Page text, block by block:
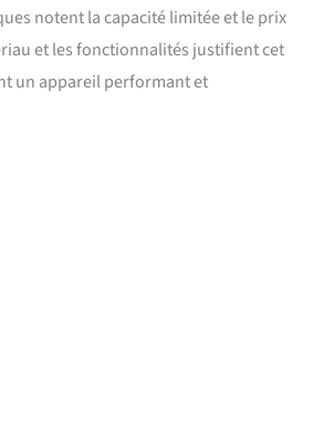
notent la capacité limitée et le prix
et les fonctionnalités justifient cet
un appareil performant et